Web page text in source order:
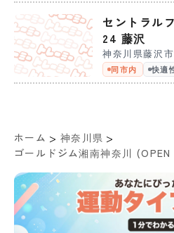
セントラル
24 藤沢
神奈川県藤沢
同市内 快適
ホーム > 神奈川県 >
ゴールドジム湘南神奈川